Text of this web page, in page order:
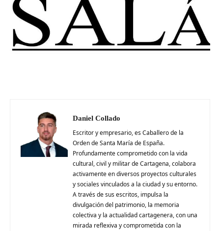
Daniel Collado
Escritor y empresario, es Caballero de la
Orden de Santa María de España.
Profundamente comprometido con la vida
cultural, civil y militar de Cartagena, colabora
activamente en diversos proyectos culturales
y sociales vinculados a la ciudad y su entorno.
A través de sus escritos, impulsa la
divulgación del patrimonio, la memoria
colectiva y la actualidad cartagenera, con una
mirada reflexiva y comprometida con la